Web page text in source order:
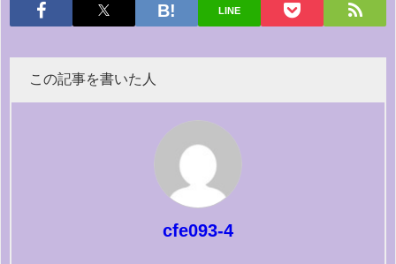
LINE
この記事を書いた人
cfe093-4